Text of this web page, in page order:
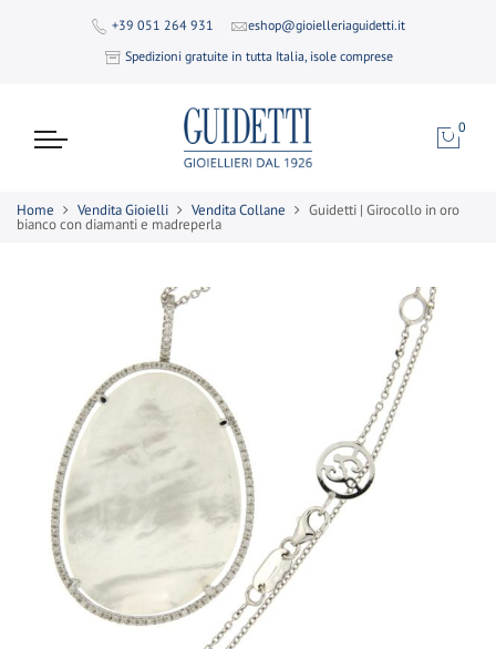
+39 051 264 931
eshop@gioielleriaguidetti.it
Spedizioni gratuite in tutta Italia, isole comprese
0
Home Vendita Gioielli Vendita Collane Guidetti | Girocollo in oro
bianco con diamanti e madreperla